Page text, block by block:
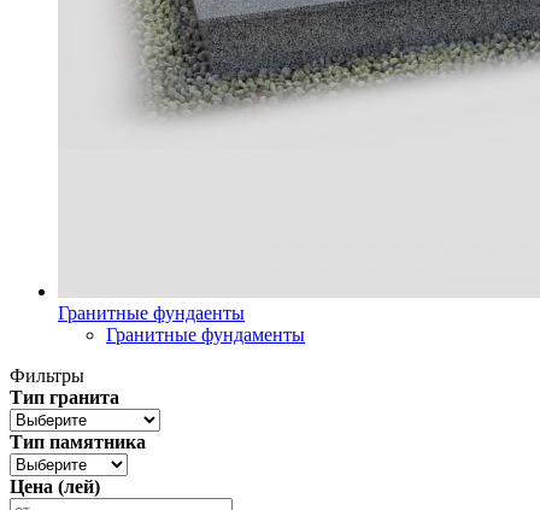
Гранитные фундаенты
Гранитные фундаменты
Фильтры
Тип гранита
Тип памятника
Цена (лей)